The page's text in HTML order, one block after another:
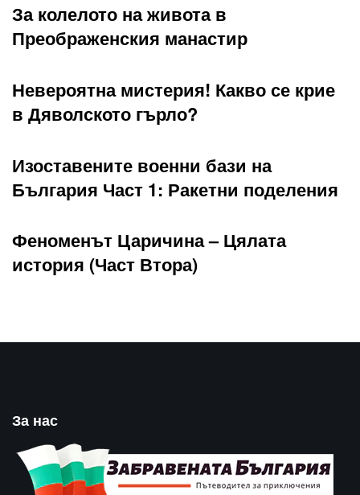
За колелото на живота в
Преображенския манастир
Невероятна мистерия! Какво се крие
в Дяволското гърло?
Изоставените военни бази на
България Част 1: Ракетни поделения
Феноменът Царичина – Цялата
история (Част Втора)
За нас